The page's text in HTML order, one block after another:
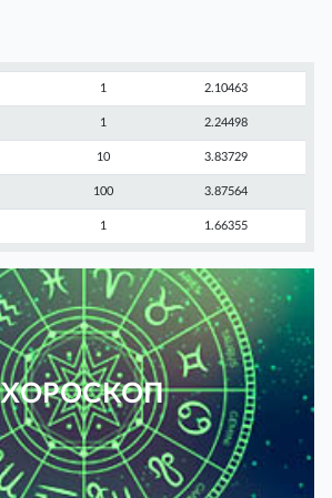
1 2.10463
1 2.24498
10 3.83729
100 3.87564
1 1.66355
ХОРОСКОП